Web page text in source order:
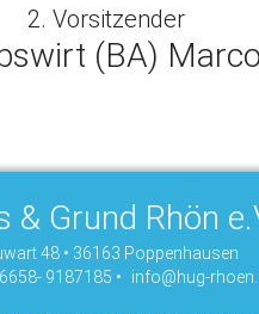
2. Vorsitzender
(BA)
& Grund Rhön
48 • 36163 Poppenhausen
9187185 •
info@hug-